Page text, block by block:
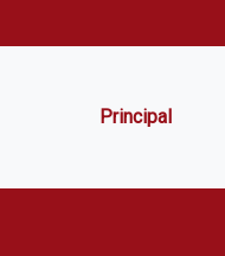
Principal